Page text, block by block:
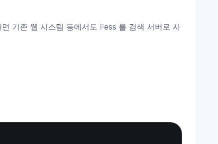
기존 웹 시스템 등에서도 Fess 를 검색 서버로 사